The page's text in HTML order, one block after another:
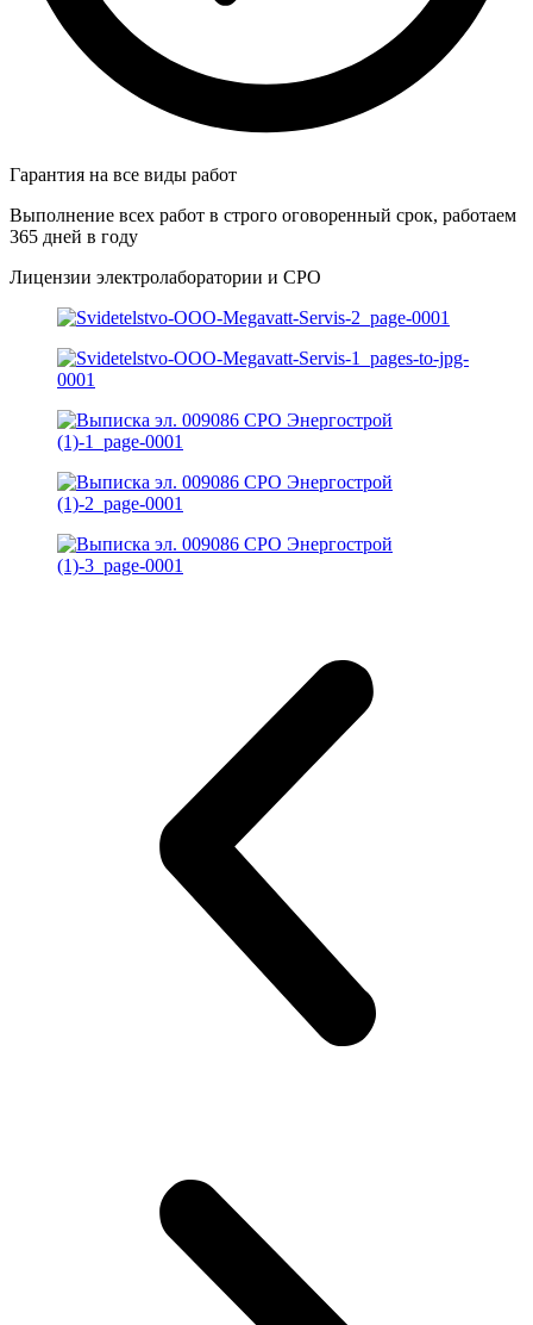
Гарантия на все виды работ
Выполнение всех работ в строго оговоренный срок, работаем
365 дней в году
Лицензии электролаборатории и СРО